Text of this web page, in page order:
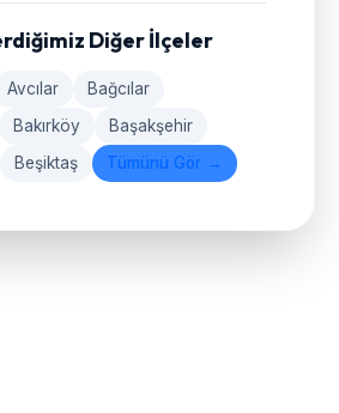
Diğer İlçeler
Avcılar
Bağcılar
Bakırköy
Başakşehir
Beşiktaş Tümünü Gör →